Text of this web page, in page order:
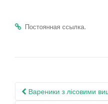
Постоянная ссылка.
Навигация
Вареники з лісовими